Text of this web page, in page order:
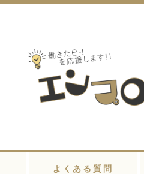
よくある質問